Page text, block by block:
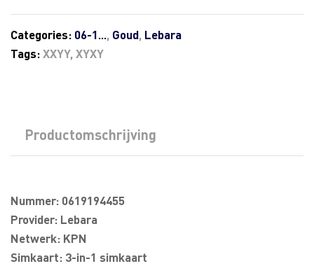
Categories: 06-1..., Goud, Lebara
Tags:XXYY, XYXY
Productomschrijving
Nummer: 0619194455
Provider: Lebara
Netwerk: KPN
Simkaart: 3-in-1 simkaart